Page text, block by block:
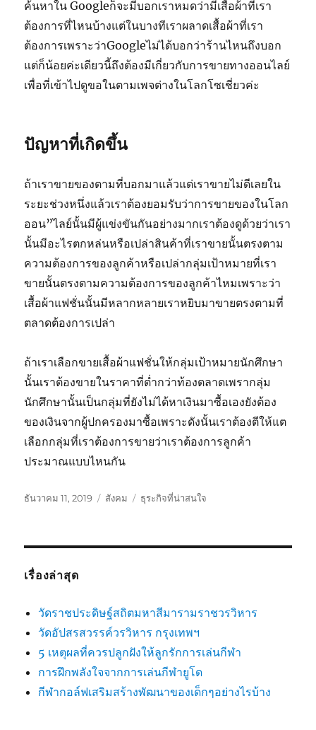
ค้นหาใน Googleก็จะมีบอกเราหมดว่ามีเสื้อผ้าที่เรา
ต้องการที่ไหนบ้างแต่ในบางทีเราผลาดเสื้อผ้าที่เรา
ต้องการเพราะว่าGoogleไม่ได้บอกว่าร้านไหนถึงบอก
แต่ก็น้อยค่ะเดียวนี้ถึงต้องมีเกี่ยวกับการขายทางออนไลย์
เพื่อที่เข้าไปดูขอในตามเพจต่างในโลกโซเชี่ยวค่ะ
ปัญหาที่เกิดขึ้น
ถ้าเราขายของตามที่บอกมาแล้วแต่เราขายไม่ดีเลยใน
ระยะช่วงหนึ่งแล้วเราต้องยอมรับว่าการขายของในโลก
ออน”ไลย์นั้นมีผู้แข่งขันกันอย่างมากเราต้องดูด้วยว่าเรา
นั้นมีอะไรตกหล่นหรือเปล่าสินค้าที่เราขายนั้นตรงตาม
ความต้องการของลูกค้าหรือเปล่ากลุ่มเป้าหมายที่เรา
ขายนั้นตรงตามความต้องการของลูกค้าไหมเพราะว่า
เสื้อผ้าแฟชั่นนั้นมีหลากหลายเราหยิบมาขายตรงตามที่
ตลาดต้องการเปล่า
ถ้าเราเลือกขายเสื้อผ้าแฟชั่นให้กลุ่มเป้าหมายนักศึกษา
นั้นเราต้องขายในราคาที่ต่ำกว่าท้องตลาดเพรากลุ่ม
นักศึกษานั้นเป็นกลุ่มที่ยังไม่ได้หาเงินมาซื้อเองยังต้อง
ของเงินจากผู้ปกครองมาซื้อเพราะดังนั้นเราต้องตีให้แต
เลือกกลุ่มที่เราต้องการขายว่าเราต้องการลูกค้า
ประมาณแบบไหนกัน
เขียน
ธันวาคม 11, 2019
หมวด
สังคม
ป้าย
ธุระกิจที่น่าสนใจ
เรื่องล่าสุด
วัดราชประดิษฐ์สถิตมหาสีมารามราชวรวิหาร
วัดอัปสรสวรรค์วรวิหาร กรุงเทพฯ
5 เหตุผลที่ควรปลูกฝังให้ลูกรักการเล่นกีฬา
การฝึกพลังใจจากการเล่นกีฬายูโด
กีฬากอล์ฟเสริมสร้างพัฒนาของเด็กๆอย่างไรบ้าง